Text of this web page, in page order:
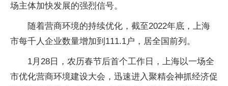
场主体加快发展的强烈信号。
随着营商环境的持续优化，截至2022年底，上海
市每千人企业数量增加到111.1户，居全国前列。
1月28日，农历春节后首个工作日，上海以一场全
市优化营商环境建设大会，迅速进入聚精会神抓经济促